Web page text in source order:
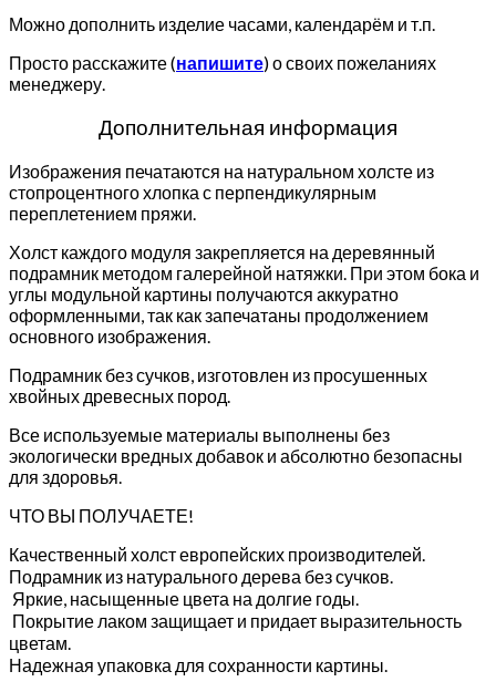
Можно дополнить изделие часами, календарём и т.п.
Просто расскажите (напишите) о своих пожеланиях
менеджеру.
Дополнительная информация
Изображения печатаются на натуральном холсте из
стопроцентного хлопка с перпендикулярным
переплетением пряжи.
Холст каждого модуля закрепляется на деревянный
подрамник методом галерейной натяжки. При этом бока и
углы модульной картины получаются аккуратно
оформленными, так как запечатаны продолжением
основного изображения.
Подрамник без сучков, изготовлен из просушенных
хвойных древесных пород.
Все используемые материалы выполнены без
экологически вредных добавок и абсолютно безопасны
для здоровья.
ЧТО ВЫ ПОЛУЧАЕТЕ!
Качественный холст европейских производителей.
Подрамник из натурального дерева без сучков.
Яркие, насыщенные цвета на долгие годы.
Покрытие лаком защищает и придает выразительность
цветам.
Надежная упаковка для сохранности картины.